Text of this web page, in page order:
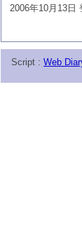
2006年10月13日
Script : Web